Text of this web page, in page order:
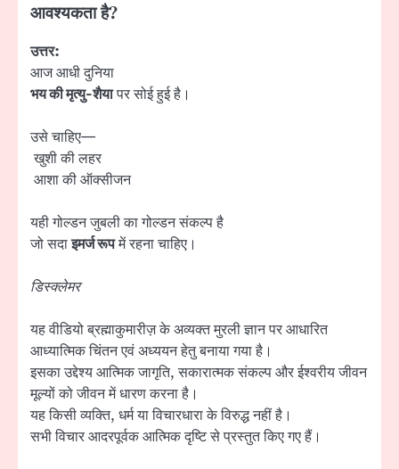
आवश्यकता है?
उत्तर:
आज आधी दुनिया
भय की मृत्यु-शैयापर सोई हुई है।
उसे चाहिए—
खुशी की लहर
आशा की ऑक्सीजन
यही गोल्डन जुबली का गोल्डन संकल्प है
जो सदाइमर्ज रूपमें रहना चाहिए।
डिस्क्लेमर
यह वीडियो ब्रह्माकुमारीज़ के अव्यक्त मुरली ज्ञान पर आधारित
आध्यात्मिक चिंतन एवं अध्ययन हेतु बनाया गया है।
इसका उद्देश्य आत्मिक जागृति, सकारात्मक संकल्प और ईश्वरीय जीवन
मूल्यों को जीवन में धारण करना है।
यह किसी व्यक्ति, धर्म या विचारधारा के विरुद्ध नहीं है।
सभी विचार आदरपूर्वक आत्मिक दृष्टि से प्रस्तुत किए गए हैं।